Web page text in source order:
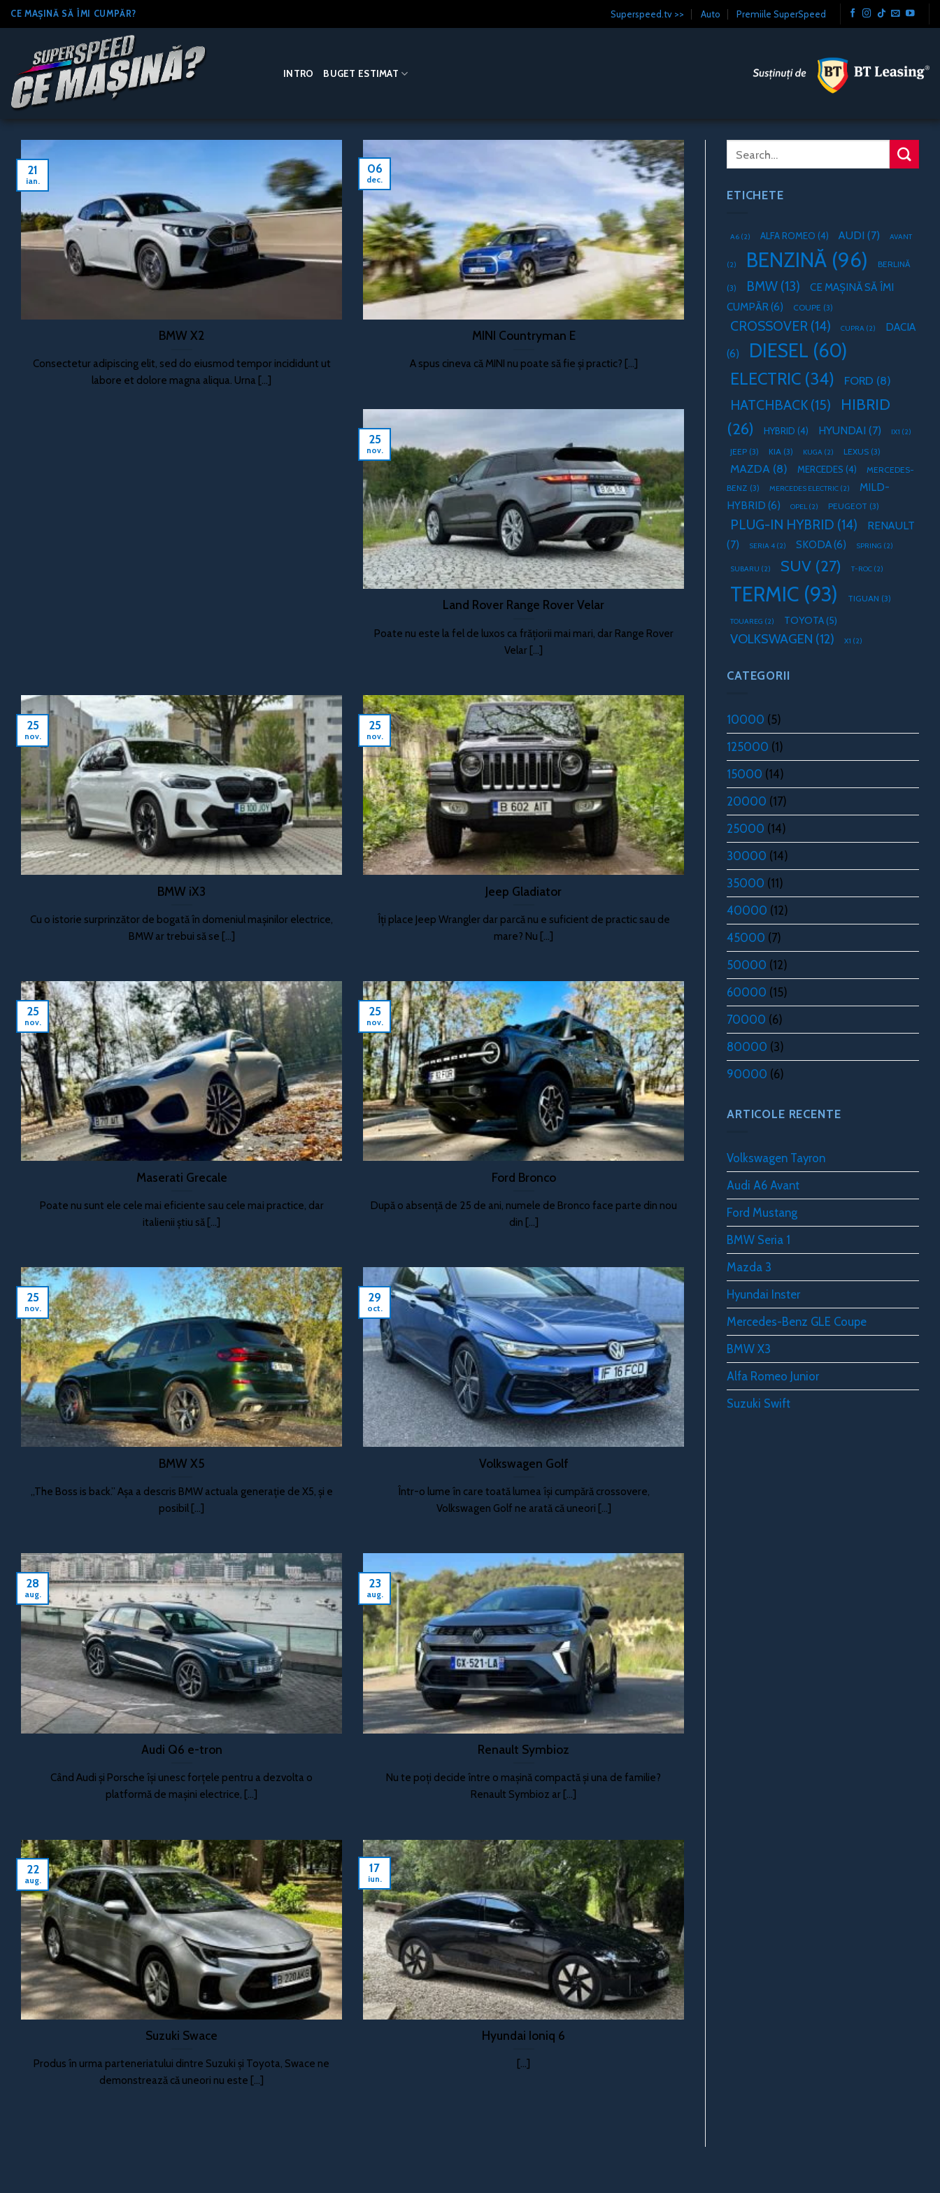
Skip
to
CE MAȘINĂ SĂ ÎMI CUMPĂR? Superspeed.tv >> Auto Premiile SuperSpeed
INTRO BUGET ESTIMAT
BMW X2
Consectetur adipiscing elit, sed do eiusmod tempor incididunt ut
labore et dolore magna aliqua. Urna [...]
21
ian.
MINI Countryman E
A spus cineva că MINI nu poate să fie și practic? [...]
06
dec.
Land Rover Range Rover Velar
Poate nu este la fel de luxos ca frățiorii mai mari, dar Range Rover
Velar [...]
25
nov.
BMW iX3
Cu o istorie surprinzător de bogată în domeniul mașinilor electrice,
BMW ar trebui să se [...]
25
nov.
Jeep Gladiator
Îți place Jeep Wrangler dar parcă nu e suficient de practic sau de
mare? Nu [...]
25
nov.
Maserati Grecale
Poate nu sunt ele cele mai eficiente sau cele mai practice, dar
italienii știu să [...]
25
nov.
Ford Bronco
După o absență de 25 de ani, numele de Bronco face parte din nou
din [...]
25
nov.
BMW X5
„The Boss is back.” Așa a descris BMW actuala generație de X5, și e
posibil [...]
25
nov.
Volkswagen Golf
Într-o lume în care toată lumea își cumpără crossovere,
Volkswagen Golf ne arată că uneori [...]
29
oct.
Audi Q6 e-tron
Când Audi și Porsche își unesc forțele pentru a dezvolta o
platformă de mașini electrice, [...]
28
aug.
Renault Symbioz
Nu te poți decide între o mașină compactă și una de familie?
Renault Symbioz ar [...]
23
aug.
Suzuki Swace
Produs în urma parteneriatului dintre Suzuki și Toyota, Swace ne
demonstrează că uneori nu este [...]
22
aug.
Hyundai Ioniq 6
[...]
17
iun.
ETICHETE
A6 (2) ALFA ROMEO (4) AUDI (7) AVANT
(2) BENZINĂ (96) BERLINĂ
(3) BMW (13)
CE MAȘINĂ SĂ ÎMI
CUMPĂR(6) COUPE (3)
CROSSOVER (14) CUPRA (2)
DACIA
(6)
DIESEL (60)
ELECTRIC (34) FORD (8)
HATCHBACK (15)
HIBRID
(26)
HYBRID (4) HYUNDAI (7) IX1 (2)
JEEP (3) KIA (3) KUGA (2) LEXUS (3)
MAZDA (8) MERCEDES (4)
MERCEDES-
BENZ (3) MERCEDES ELECTRIC (2)
MILD-
HYBRID (6) OPEL(2) PEUGEOT (3)
PLUG-IN HYBRID (14)
RENAULT
(7)
SERIA 4 (2) SKODA(6) SPRING (2)
SUBARU (2) SUV (27) T-ROC (2)
TERMIC (93) TIGUAN (3)
TOUAREG (2) TOYOTA(5)
VOLKSWAGEN (12) X1 (2)
CATEGORII
10000 (5)
125000 (1)
15000 (14)
20000 (17)
25000 (14)
30000 (14)
35000 (11)
40000 (12)
45000 (7)
50000 (12)
60000 (15)
70000 (6)
80000 (3)
90000 (6)
ARTICOLE RECENTE
Volkswagen Tayron
Audi A6 Avant
Ford Mustang
BMW Seria 1
Mazda 3
Hyundai Inster
Mercedes-Benz GLE Coupe
BMW X3
Alfa Romeo Junior
Suzuki Swift